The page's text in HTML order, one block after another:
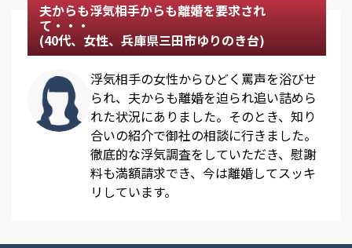
夫からも浮気相手からも離婚を要求され
て・・・
(40代、女性、兵庫県三田市ゆりのき台)
浮気相手の女性からひどく罵声を浴びせ
られ、夫からも離婚を迫られ追い詰めら
れた状況にありました。そのとき、知り
合いの紹介で御社の相談に行きました。
徹底的な浮気調査をしていただき、慰謝
料も満額請求でき、今は離婚してスッキ
リしています。